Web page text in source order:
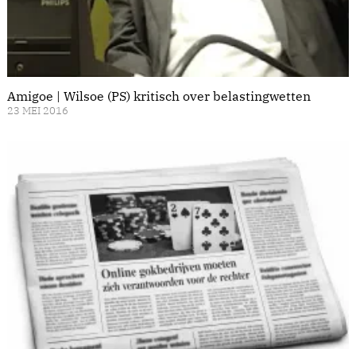
Amigoe | Wilsoe (PS) kritisch over belastingwetten
23 MEI 2016